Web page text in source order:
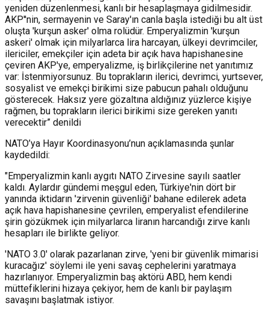
yeniden düzenlenmesi, kanlı bir hesaplaşmaya gidilmesidir.
AKP''nin, sermayenin ve Saray'ın canla başla istediği bu alt üst
oluşta 'kurşun asker' olma rolüdür. Emperyalizmin 'kurşun
askeri' olmak için milyarlarca lira harcayan, ülkeyi devrimciler,
ilericiler, emekçiler için adeta bir açık hava hapishanesine
çeviren AKP'ye, emperyalizme, iş birlikçilerine net yanıtımız
var: İstenmiyorsunuz. Bu toprakların ilerici, devrimci, yurtsever,
sosyalist ve emekçi birikimi size pabucun pahalı olduğunu
gösterecek. Haksız yere gözaltına aldığınız yüzlerce kişiye
rağmen, bu toprakların ilerici birikimi size gereken yanıtı
verecektir” denildi
NATO’ya Hayır Koordinasyonu’nun açıklamasında şunlar
kaydedildi:
"Emperyalizmin kanlı aygıtı NATO Zirvesine sayılı saatler
kaldı. Aylardır gündemi meşgul eden, Türkiye'nin dört bir
yanında iktidarın 'zirvenin güvenliği' bahane edilerek adeta
açık hava hapishanesine çevrilen, emperyalist efendilerine
şirin gözükmek için milyarlarca liranın harcandığı zirve kanlı
hesapları ile birlikte geliyor.
'NATO 3.0' olarak pazarlanan zirve, 'yeni bir güvenlik mimarisi
kuracağız' söylemi ile yeni savaş cephelerini yaratmaya
hazırlanıyor. Emperyalizmin baş aktörü ABD, hem kendi
müttefiklerini hizaya çekiyor, hem de kanlı bir paylaşım
savaşını başlatmak istiyor.